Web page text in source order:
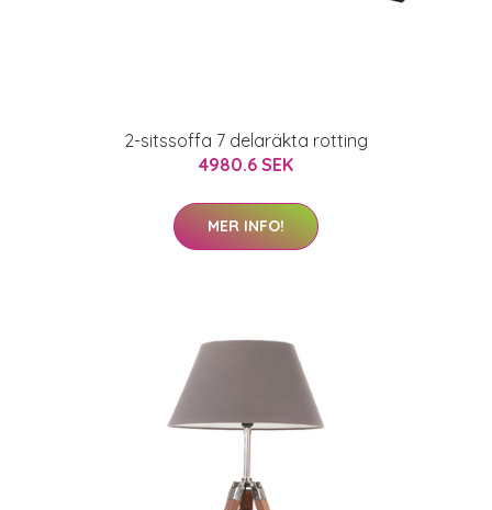
2-sitssoffa 7 delaräkta rotting
4980.6 SEK
MER INFO!